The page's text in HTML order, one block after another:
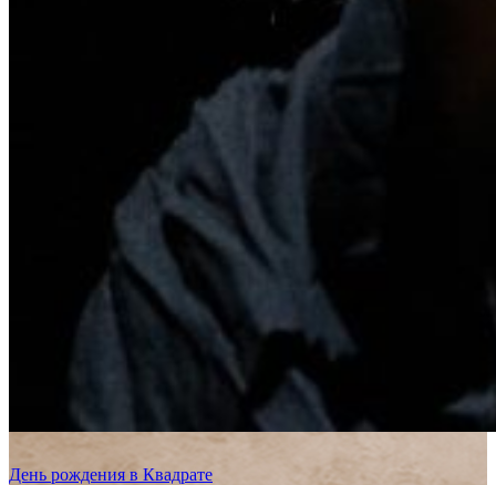
День рождения в Квадрате